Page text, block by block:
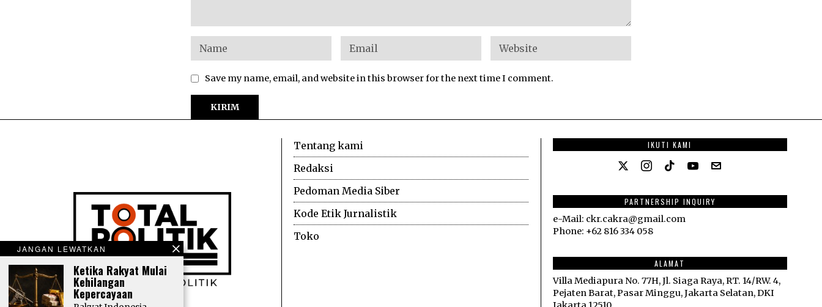
Save my name, email, and website in this browser for the next time I comment.
Tentang kami
Redaksi
Pedoman Media Siber
Kode Etik Jurnalistik
Toko
IKUTI KAMI
PARTNERSHIP INQUIRY
e-Mail: ckr.cakra@gmail.com
Phone: +62 816 334 058
ALAMAT
Villa Mediapura No. 77H, Jl. Siaga Raya, RT. 14/RW. 4,
Pejaten Barat, Pasar Minggu, Jakarta Selatan, DKI
JANGAN LEWATKAN
Ketika Rakyat Mulai
Kehilangan
Kepercayaan